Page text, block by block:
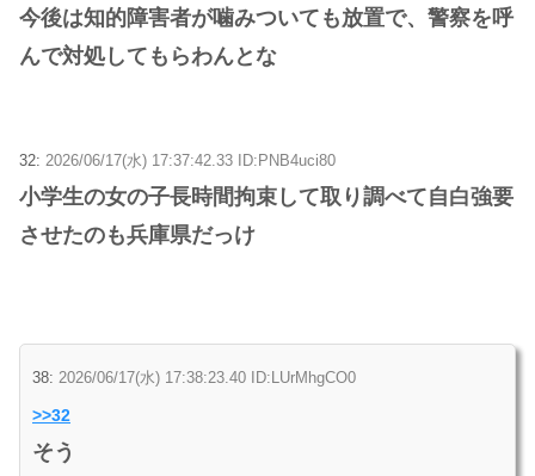
今後は知的障害者が噛みついても放置で、警察を呼
んで対処してもらわんとな
32: 2026/06/17(水) 17:37:42.33 ID:PNB4uci80
小学生の女の子長時間拘束して取り調べて自白強要
させたのも兵庫県だっけ
38: 2026/06/17(水) 17:38:23.40 ID:LUrMhgCO0
>>32
そう